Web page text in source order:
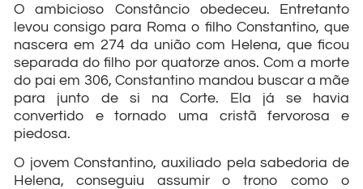
O ambicioso Constâncio obedeceu. Entretanto
levou consigo para Roma o filho Constantino, que
nascera em 274 da união com Helena, que ficou
separada do filho por quatorze anos. Com a morte
do pai em 306, Constantino mandou buscar a mãe
para junto de si na Corte. Ela já se havia
convertido e tornado uma cristã fervorosa e
piedosa.
O jovem Constantino, auxiliado pela sabedoria de
Helena, conseguiu assumir o trono como o